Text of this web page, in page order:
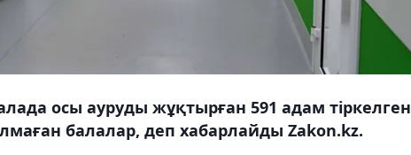
осы ауруды жұқтырған 591 адам
балалар, деп хабарлайды Zakon.kz.